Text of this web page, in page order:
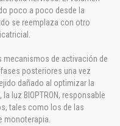
poco a poco desde la
se reemplaza con otro
mecanismos de activación de
posteriores una vez
dañado al optimizar la
luz BIOPTRON, responsable
tales como los de las
monoterapia.